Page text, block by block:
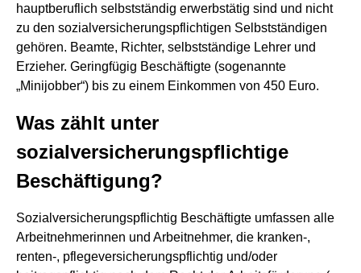
hauptberuflich selbstständig erwerbstätig sind und nicht
zu den sozialversicherungspflichtigen Selbstständigen
gehören. Beamte, Richter, selbstständige Lehrer und
Erzieher. Geringfügig Beschäftigte (sogenannte
„Minijobber“) bis zu einem Einkommen von 450 Euro.
Was zählt unter
sozialversicherungspflichtige
Beschäftigung?
Sozialversicherungspflichtig Beschäftigte umfassen alle
Arbeitnehmerinnen und Arbeitnehmer, die kranken-,
renten-, pflegeversicherungspflichtig und/oder